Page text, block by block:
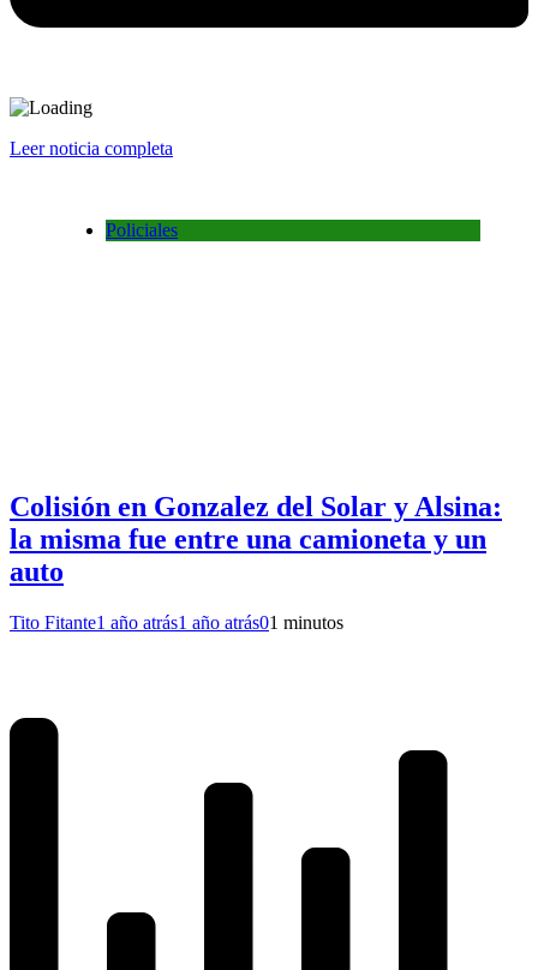
Leer noticia completa
Policiales
Colisión en Gonzalez del Solar y Alsina:
la misma fue entre una camioneta y un
auto
Tito Fitante1 año atrás1 año atrás01 minutos